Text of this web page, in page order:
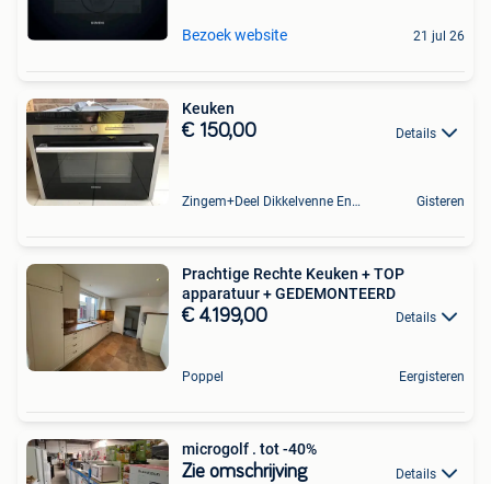
Bezoek website 21 jul 26
Keuken
€ 150,00 Details
Zingem+Deel Dikkelvenne En Nederzwalm-Hermelgem Gisteren
Prachtige Rechte Keuken + TOP
apparatuur + GEDEMONTEERD
€ 4.199,00 Details
Poppel Eergisteren
microgolf . tot -40%
Zie omschrijving Details